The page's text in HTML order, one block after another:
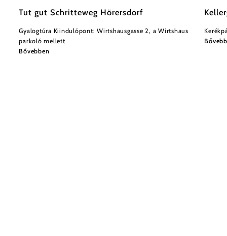
Tut gut Schritteweg Hörersdorf
Gyalogtúra Kiindulópont: Wirtshausgasse 2, a Wirtshaus
parkoló mellett
Bővebben